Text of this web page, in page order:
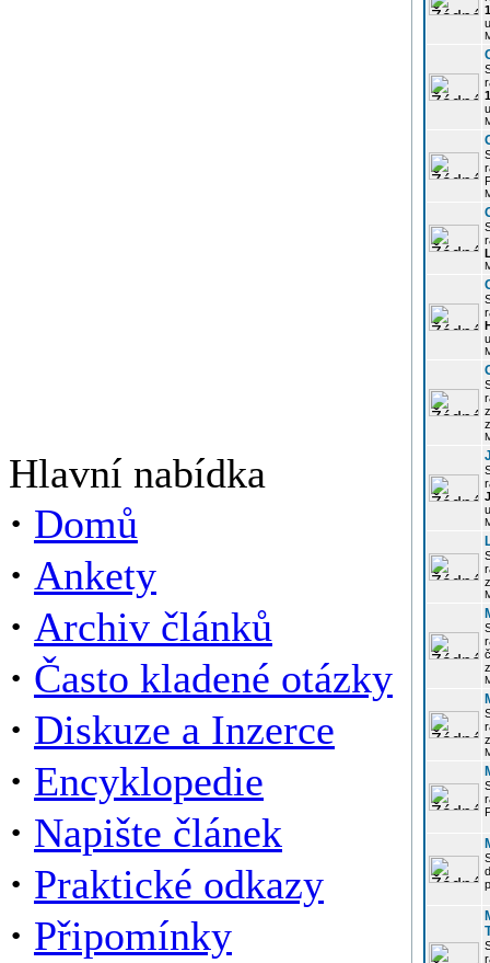
Hlavní nabídka
· Domů
· Ankety
· Archiv článků
· Často kladené otázky
· Diskuze a Inzerce
· Encyklopedie
· Napište článek
· Praktické odkazy
· Připomínky